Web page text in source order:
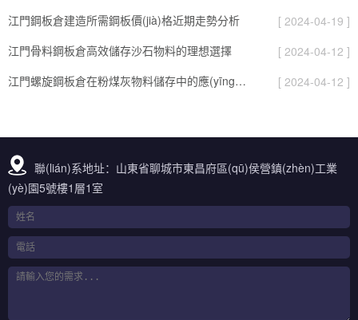
江門鋼板倉建造所需鋼板價(jià)格近期走勢分析
[ 2024-04-19 ]
江門骨料鋼板倉高效儲存沙石物料的理想選擇
[ 2024-04-12 ]
江門螺旋鋼板倉在粉煤灰物料儲存中的應(yīng)用
[ 2024-04-12 ]
聯(lián)系地址：山東省聊城市東昌府區(qū)侯營鎮(zhèn)工業
(yè)園5號樓1層1室